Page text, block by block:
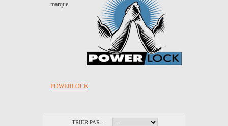
marque
POWERLOCK
TRIER PAR :